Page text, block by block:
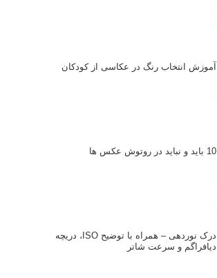
آموزش انتخاب رنگ در عکاسی از کودکان
10 باید و نباید در روتوش عکس ها
درک نوردهی – همراه با توضیح ISO، دریچه
دیافراگم و سرعت شاتر